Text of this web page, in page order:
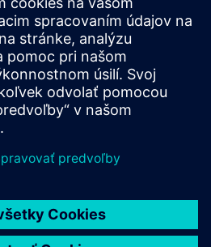
ktoré vám umožňuje
všetky formy spotreby:
a ďalšie, spojené so